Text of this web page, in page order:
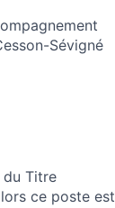
Sévigné
du Titre
ce poste est